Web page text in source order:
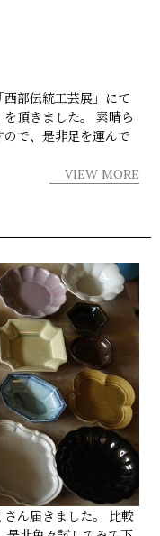
部伝統工芸展」にて
頂きました。 素晴ら
で、是非足を運んで
VIEW MORE
ん届きました。 比較